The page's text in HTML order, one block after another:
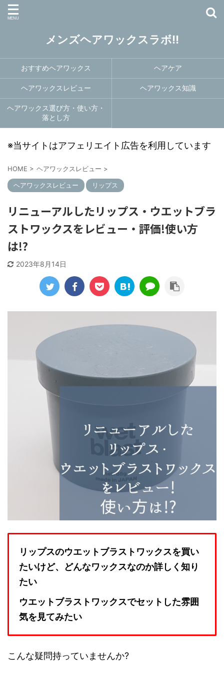
メンズヘアワックスラボ!!
おすすめヘアワックス ヘアケア
ヘアワックスレビュー ヘアワックス知識
ヘアワックス選び方・使い方・
落とし方
※当サイトはアフェリエイト広告を利用しています
HOME > ヘアワックスレビュー >
ヘアワックスレビュー リップス
リニューアルしたリップス・ウエットブラ
ストワックスをレビュー・評価!使い方
は!?
2023年8月14日
リップスのウエットブラストワックスを買い
たいけど、どんなワックスなのか詳しく知り
たい
ウエットブラストワックスでセットした雰囲
気を見てみたい
こんな疑問持っていませんか?